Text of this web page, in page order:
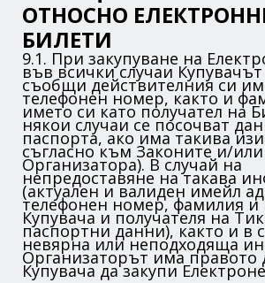
ОТНОСНО
БИЛЕТИ
9.1. При закупуване на
във всички случаи
съобщи действителния си
телефонен номер, както и
името си като получател на
някои случаи се посочват
паспорта, ако има такива
съгласно към Законите и/или
Организатора). В случай на
непредоставяне на такава
(актуален и валиден имейл
телефонен номер, фамилия и
Купувача и получателя на
паспортни данни), както и в
невярна или неподходяща
Организаторът има правото
Купувача да закупи